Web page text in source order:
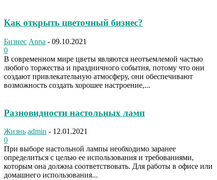
Как открыть цветочный бизнес?
Бизнес Anna - 09.10.2021
0
В современном мире цветы являются неотъемлемой частью
любого торжества и праздничного события, потому что они
создают привлекательную атмосферу, они обеспечивают
возможность создать хорошее настроение,...
Разновидности настольных ламп
Жизнь admin - 12.01.2021
0
При выборе настольной лампы необходимо заранее
определиться с целью ее использования и требованиями,
которым она должна соответствовать. Для работы в офисе или
домашнего использования...